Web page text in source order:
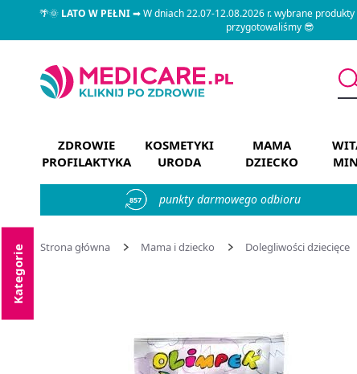
🌴🌞LATO W PEŁNI➡ W dniach 22.07-12.08.2026 r. wybrane produkty
przygotowaliśmy 😎
ZDROWIE
PROFILAKTYKA
KOSMETYKI
URODA
MAMA
DZIECKO
857 punkty darmowego odbioru
Strona główna Mama i dziecko Dolegliwości dziecięce
Kategorie